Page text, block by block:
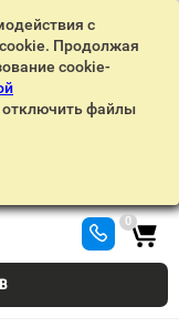
с
Продолжая
cookie-
файлы
0